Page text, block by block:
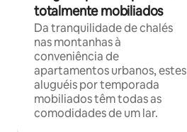
totalmente mobiliados
Da tranquilidade de chalés
nas montanhas à
conveniência de
apartamentos urbanos, estes
aluguéis por temporada
mobiliados têm todas as
comodidades de um lar.